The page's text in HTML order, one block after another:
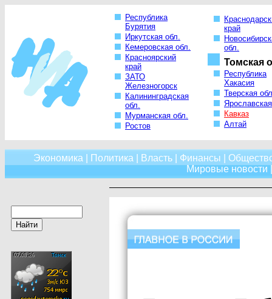
Республика
Бурятия
Иркутская обл.
Кемеровская обл.
Красноярский
край
ЗАТО
Железногорск
Калининградская
обл.
Мурманская обл.
Ростов
край
обл.
Томская
Республика
Хакасия
Тверская
Кавказ
Алтай
Экономика Политика Власть Финансы
Мировые новости